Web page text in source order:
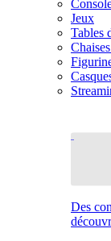
Jeux
Tables
Des